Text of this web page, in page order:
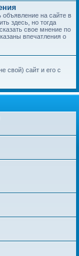
на сайте в
здесь, но тогда
свое мнение по
впечатления о
свой) сайт и его с